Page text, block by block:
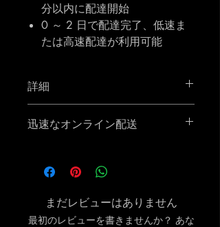
分以内に配達開始
0 ～ 2 日で配達完了、低速ま
たは高速配達が利用可能
詳細
け] 件の「いいね！」を獲得できます
迅速なオンライン配送
文完了後すぐに配送されます。
まだレビューはありません
最初のレビューを書きませんか？ あな